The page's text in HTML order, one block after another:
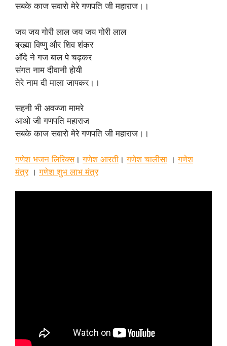
सबके काज सवारो मेरे गणपति जी महाराज।।
जय जय गोरी लाल जय जय गोरी लाल
ब्रह्मा विष्णु और शिव शंकर
औंदे ने गज बाल पे चढ़कर
संगत नाम दीवानी होयी
तेरे नाम दी माला जापकर।।
सहनी भी अवज्जा मामरे
आओ जी गणपति महाराज
सबके काज सवारो मेरे गणपति जी महाराज।।
गणेश भजन लिरिक्स।गणेश आरती ।गणेश चालीसा ।गणेश
मंत्र।गणेश शुभ लाभ मंत्र